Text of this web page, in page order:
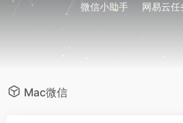
微信小助手 网易云任
Mac微信